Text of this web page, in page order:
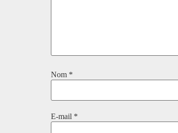
Nom *
E-mail *